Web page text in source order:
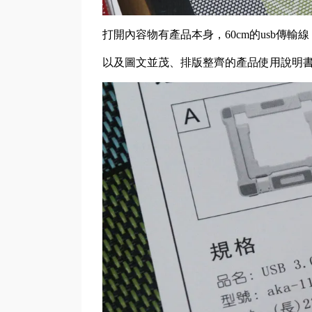
打開內容物有產品本身，60cm的usb傳輸線
以及圖文並茂、排版整齊的產品使用說明